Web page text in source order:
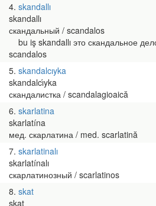
4 skandallı
skandallı
скандальный / scandalos
bu iş skandallı это скандальное
scandalos
5 skandalcıyka
skandalcı́yka
скандалистка / scandalagioaică
6 skarlatina
skarlatína
мед. скарлатина / med. scarlatină
7 skarlatinalı
skarlatínalı
скарлатинозный / scarlatinos
8 skat
skat